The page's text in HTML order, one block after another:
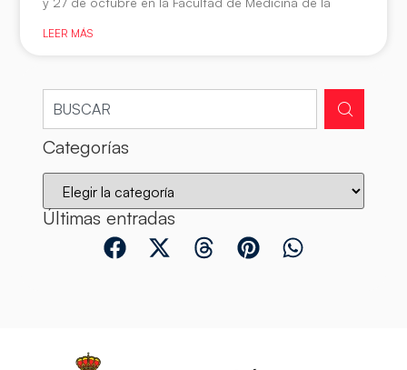
LEER MÁS
Categorías
Últimas entradas